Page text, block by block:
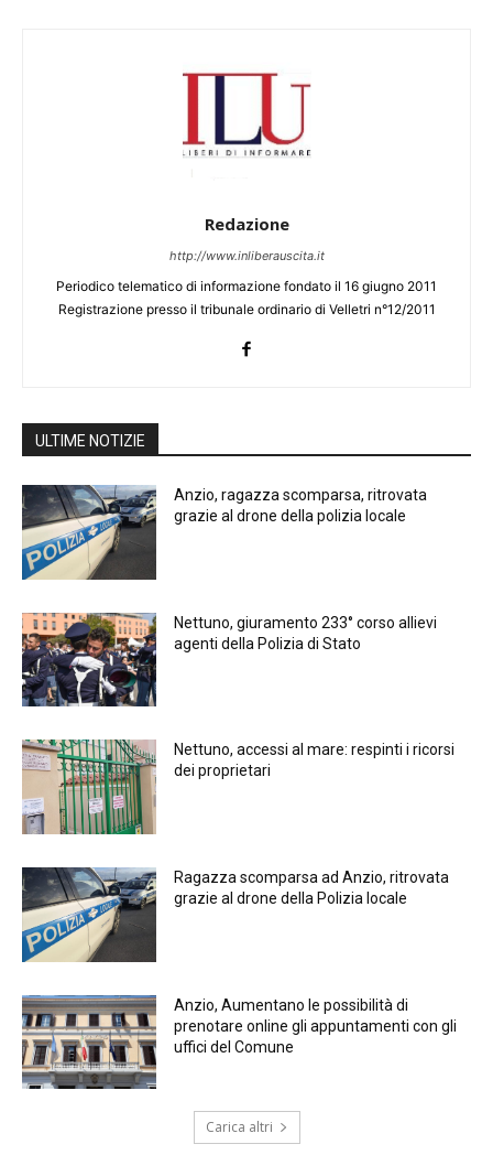
Redazione
http://www.inliberauscita.it
Periodico telematico di informazione fondato il 16 giugno 2011
Registrazione presso il tribunale ordinario di Velletri n°12/2011
ULTIME NOTIZIE
Anzio, ragazza scomparsa, ritrovata
grazie al drone della polizia locale
Nettuno, giuramento 233° corso allievi
agenti della Polizia di Stato
Nettuno, accessi al mare: respinti i ricorsi
dei proprietari
Ragazza scomparsa ad Anzio, ritrovata
grazie al drone della Polizia locale
Anzio, Aumentano le possibilità di
prenotare online gli appuntamenti con gli
uffici del Comune
Carica altri